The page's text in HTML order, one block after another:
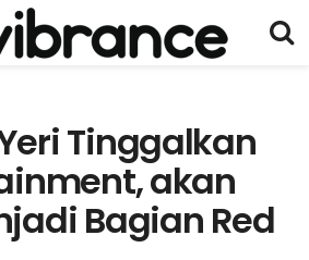
Tinggalkan
akan
Bagian Red